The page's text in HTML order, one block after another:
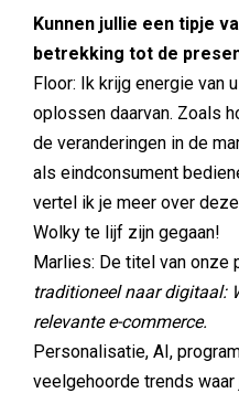
Kunnen jullie een tipje
betrekking tot de
Floor: Ik krijg energie van
oplossen daarvan. Zoals
de veranderingen in de
als eindconsument
vertel ik je meer over
Wolky te lijf zijn gegaan!
Marlies: De titel van onze
traditioneel naar digitaal:
relevante e-commerce.
Personalisatie, AI,
veelgehoorde trends